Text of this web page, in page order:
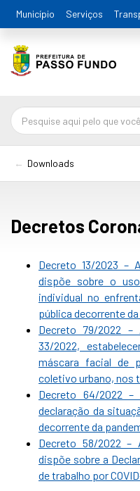
Município Serviços
Downloads
Decretos
Decreto 13/2023 –
dispõe sobre o
individual no
pública decorrente da
Decreto 79/2022
33/2022,
máscara facial de
coletivo urbano, nos
Decreto 64/2022
declaração da
decorrente da
Decreto 58/2022 –
dispõe sobre a
de trabalho por